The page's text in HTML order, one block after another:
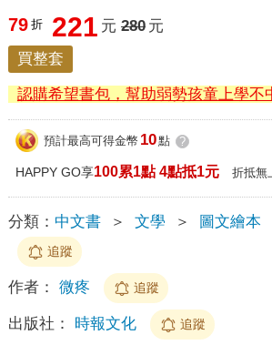
79 折 221 元 280 元
買整套
認購希望書包，幫助弱勢孩童上學不
預計最高可得金幣 10點 ?
HAPPY GO享100累1點 4點抵1元 折抵無
分類： 中文書 ＞ 文學 ＞ 圖文繪本
追蹤
作者： 微疼 追蹤
出版社： 時報文化 追蹤